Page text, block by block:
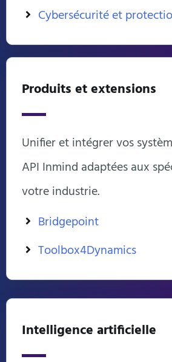
Cybersécurité et
Produits et extensions
Unifier et intégrer vos
API Inmind adaptées aux
votre industrie.
Bridgepoint
Toolbox4Dynamics
Intelligence artificielle